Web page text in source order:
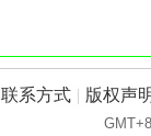
联系方式 | 版权声